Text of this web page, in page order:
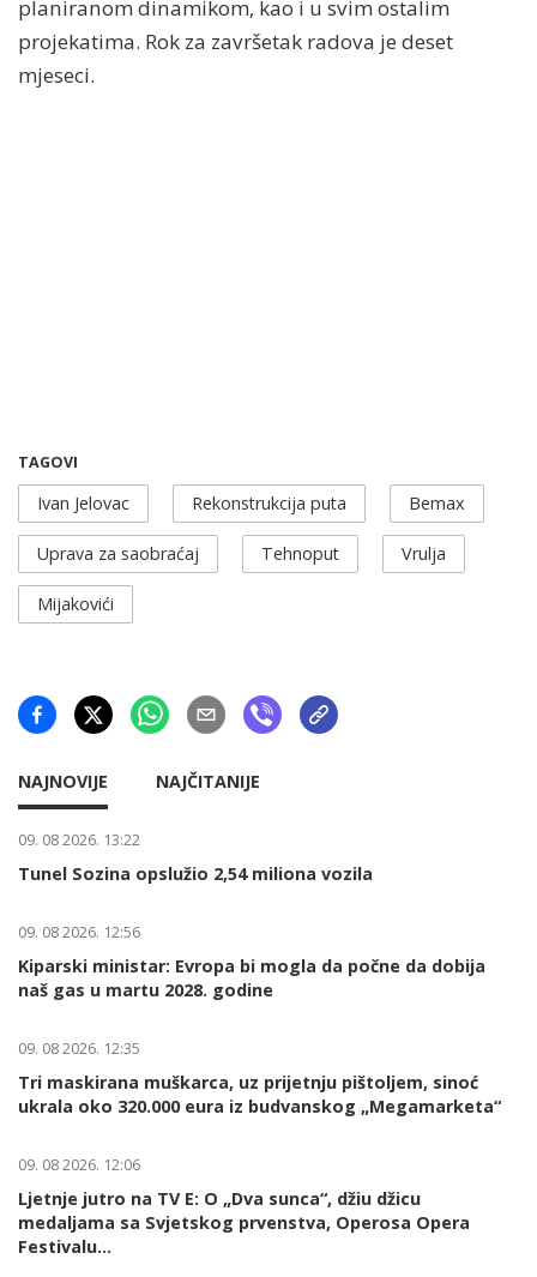
planiranom dinamikom, kao i u svim ostalim
projekatima. Rok za završetak radova je deset
mjeseci.
TAGOVI
Ivan Jelovac Rekonstrukcija puta Bemax
Uprava za saobraćaj Tehnoput Vrulja
Mijakovići
NAJNOVIJE NAJČITANIJE
09. 08 2026. 13:22
Tunel Sozina opslužio 2,54 miliona vozila
09. 08 2026. 12:56
Kiparski ministar: Evropa bi mogla da počne da dobija
naš gas u martu 2028. godine
09. 08 2026. 12:35
Tri maskirana muškarca, uz prijetnju pištoljem, sinoć
ukrala oko 320.000 eura iz budvanskog „Megamarketa“
09. 08 2026. 12:06
Ljetnje jutro na TV E: O „Dva sunca“, džiu džicu
medaljama sa Svjetskog prvenstva, Operosa Opera
Festivalu...